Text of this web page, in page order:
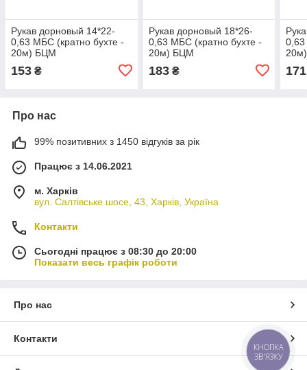
Рукав дорновый 14*22-
0,63 МБС (кратно бухте -
20м) БЦМ
153 ₴
Рукав дорновый 18*26-
0,63 МБС (кратно бухте -
20м) БЦМ
183₴ 171
Про нас
99% позитивних з 1450 відгуків за рік
Працює з 14.06.2021
м. Харків
вул. Салтівське шосе, 43, Харків, Україна
Контакти
Сьогодні працює з 08:30 до 20:00
Показати весь графік роботи
Про нас
Контакти
КНОПКА
ЗВ'ЯЗКУ